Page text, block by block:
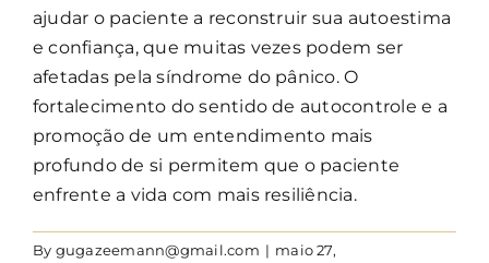
ajudar o paciente a reconstruir sua autoestima
e confiança, que muitas vezes podem ser
afetadas pela síndrome do pânico. O
fortalecimento do sentido de autocontrole e a
promoção de um entendimento mais
profundo de si permitem que o paciente
enfrente a vida com mais resiliência.
By gugazeemann@gmail.com | maio 27,